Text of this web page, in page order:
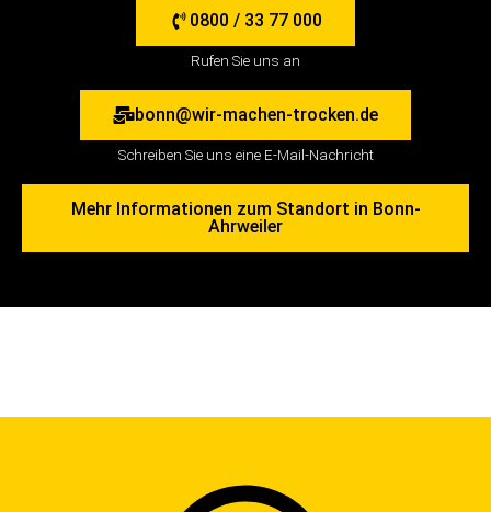
0800 / 33 77 000
Rufen Sie uns an
bonn@wir-machen-trocken.de
Schreiben Sie uns eine E-Mail-Nachricht
Mehr Informationen zum Standort in Bonn-
Ahrweiler